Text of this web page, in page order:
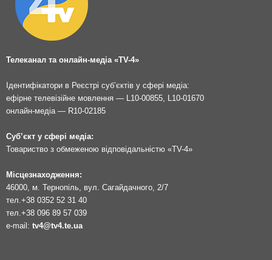
Телеканал та онлайн-медіа «TV-4»
Ідентифікатори в Реєстрі суб’єктів у сфері медіа:
ефірне телевізійне мовлення — L10-00855, L10-01670
онлайн-медіа — R10-02185
Суб’єкт у сфері медіа:
Товариство з обмеженою відповідальністю «TV-4»
Місцезнаходження:
46000, м. Тернопіль, вул. Сагайдачного, 2/7
тел. +38 0352 52 31 40
тел. +38 096 89 57 039
e-mail: tv4@tv4.te.ua